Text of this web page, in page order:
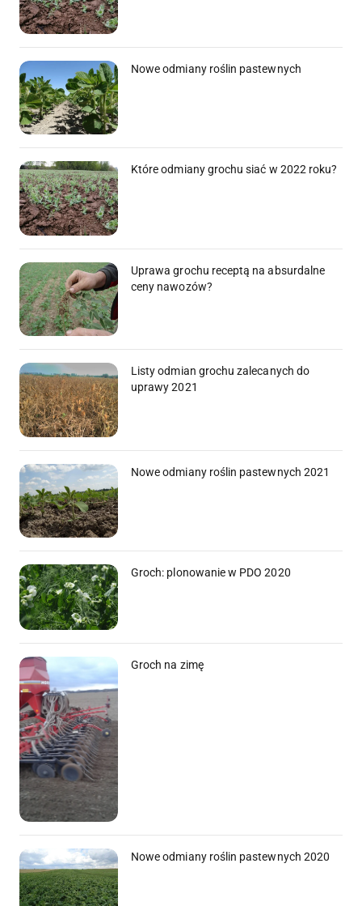
Nowe odmiany roślin pastewnych
Które odmiany grochu siać w 2022 roku?
Uprawa grochu receptą na absurdalne
ceny nawozów?
Listy odmian grochu zalecanych do
uprawy 2021
Nowe odmiany roślin pastewnych 2021
Groch: plonowanie w PDO 2020
Groch na zimę
Nowe odmiany roślin pastewnych 2020